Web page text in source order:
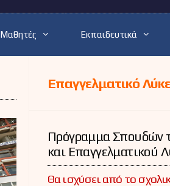
Μαθητές Εκπαιδευτικά
Επαγγελματικό
Πρόγραμμα Σπουδών
και Επαγγελματικού
Θα ισχύσει από το